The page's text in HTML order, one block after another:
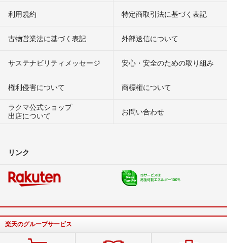
利用規約 特定商取引法に基づく表記
古物営業法に基づく表記 外部送信について
サステナビリティメッセージ 安心・安全のための取り組み
権利侵害について
商標権について
ラクマ公式ショップ
出店について
お問い合わせ
リンク
楽天のグループサービス